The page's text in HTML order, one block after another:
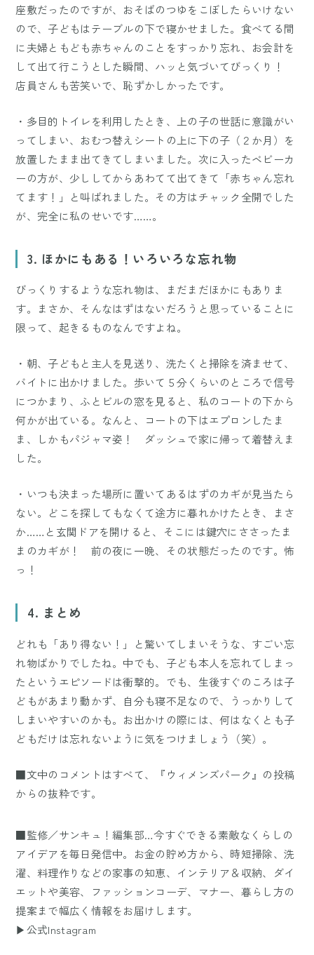
座敷だったのですが、おそばのつゆをこぼしたらいけない
ので、子どもはテーブルの下で寝かせました。食べてる間
に夫婦ともども赤ちゃんのことをすっかり忘れ、お会計を
して出て行こうとした瞬間、ハッと気づいてびっくり！
店員さんも苦笑いで、恥ずかしかったです。
・多目的トイレを利用したとき、上の子の世話に意識がい
ってしまい、おむつ替えシートの上に下の子（２か月）を
放置したまま出てきてしまいました。次に入ったベビーカ
ーの方が、少ししてからあわてて出てきて「赤ちゃん忘れ
てます！」と叫ばれました。その方はチャック全開でした
が、完全に私のせいです……。
3. ほかにもある！いろいろな忘れ物
びっくりするような忘れ物は、まだまだほかにもありま
す。まさか、そんなはずはないだろうと思っていることに
限って、起きるものなんですよね。
・朝、子どもと主人を見送り、洗たくと掃除を済ませて、
バイトに出かけました。歩いて５分くらいのところで信号
につかまり、ふとビルの窓を見ると、私のコートの下から
何かが出ている。なんと、コートの下はエプロンしたま
ま、しかもパジャマ姿！ ダッシュで家に帰って着替えま
した。
・いつも決まった場所に置いてあるはずのカギが見当たら
ない。どこを探してもなくて途方に暮れかけたとき、まさ
か……と玄関ドアを開けると、そこには鍵穴にささったま
まのカギが！ 前の夜に一晩、その状態だったのです。怖
っ！
4. まとめ
どれも「あり得ない！」と驚いてしまいそうな、すごい忘
れ物ばかりでしたね。中でも、子ども本人を忘れてしまっ
たというエピソードは衝撃的。でも、生後すぐのころは子
どもがあまり動かず、自分も寝不足なので、うっかりして
しまいやすいのかも。お出かけの際には、何はなくとも子
どもだけは忘れないように気をつけましょう（笑）。
■文中のコメントはすべて、『ウィメンズパーク』の投稿
からの抜粋です。
■監修／サンキュ！編集部…今すぐできる素敵なくらしの
アイデアを毎日発信中。お金の貯め方から、時短掃除、洗
濯、料理作りなどの家事の知恵、インテリア＆収納、ダイ
エットや美容、ファッションコーデ、マナー、暮らし方の
提案まで幅広く情報をお届けします。
▶公式Instagram